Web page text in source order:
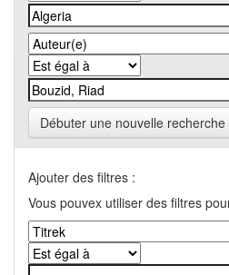
Débuter une nouvelle recherche
Ajouter des filtres :
Vous pouvex utiliser des filtres